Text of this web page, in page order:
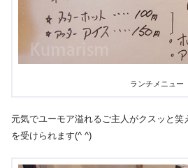
ランチメニュー
元気でユーモア溢れるご主人がクスッと
を受けられます(^ ^)